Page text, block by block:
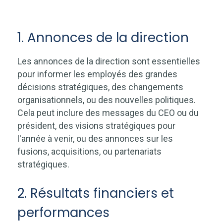
1. Annonces de la direction
Les annonces de la direction sont essentielles
pour informer les employés des grandes
décisions stratégiques, des changements
organisationnels, ou des nouvelles politiques.
Cela peut inclure des messages du CEO ou du
président, des visions stratégiques pour
l'année à venir, ou des annonces sur les
fusions, acquisitions, ou partenariats
stratégiques.
2. Résultats financiers et
performances